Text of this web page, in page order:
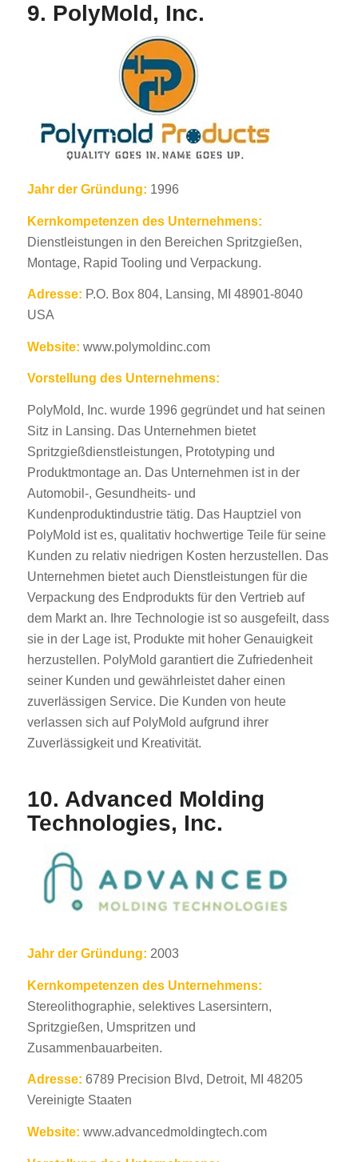
9. PolyMold, Inc.
Jahr der Gründung: 1996
Kernkompetenzen des Unternehmens:
Dienstleistungen in den Bereichen Spritzgießen,
Montage, Rapid Tooling und Verpackung.
Adresse: P.O. Box 804, Lansing, MI 48901-8040
USA
Website: www.polymoldinc.com
Vorstellung des Unternehmens:
PolyMold, Inc. wurde 1996 gegründet und hat seinen
Sitz in Lansing. Das Unternehmen bietet
Spritzgießdienstleistungen, Prototyping und
Produktmontage an. Das Unternehmen ist in der
Automobil-, Gesundheits- und
Kundenproduktindustrie tätig. Das Hauptziel von
PolyMold ist es, qualitativ hochwertige Teile für seine
Kunden zu relativ niedrigen Kosten herzustellen. Das
Unternehmen bietet auch Dienstleistungen für die
Verpackung des Endprodukts für den Vertrieb auf
dem Markt an. Ihre Technologie ist so ausgefeilt, dass
sie in der Lage ist, Produkte mit hoher Genauigkeit
herzustellen. PolyMold garantiert die Zufriedenheit
seiner Kunden und gewährleistet daher einen
zuverlässigen Service. Die Kunden von heute
verlassen sich auf PolyMold aufgrund ihrer
Zuverlässigkeit und Kreativität.
10. Advanced Molding
Technologies, Inc.
Jahr der Gründung: 2003
Kernkompetenzen des Unternehmens:
Stereolithographie, selektives Lasersintern,
Spritzgießen, Umspritzen und
Zusammenbauarbeiten.
Adresse: 6789 Precision Blvd, Detroit, MI 48205
Vereinigte Staaten
Website: www.advancedmoldingtech.com